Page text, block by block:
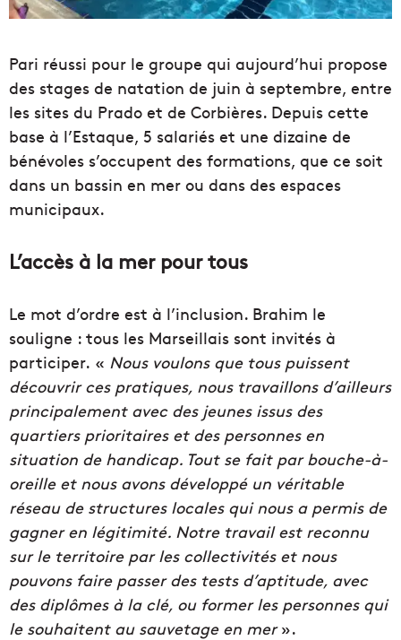
Pari réussi pour le groupe qui aujourd’hui propose
des stages de natation de juin à septembre, entre
les sites du Prado et de Corbières. Depuis cette
base à l’Estaque, 5 salariés et une dizaine de
bénévoles s’occupent des formations, que ce soit
dans un bassin en mer ou dans des espaces
municipaux.
L’accès à la mer pour tous
Le mot d’ordre est à l’inclusion. Brahim le
souligne : tous les Marseillais sont invités à
participer. « Nous voulons que tous puissent
découvrir ces pratiques, nous travaillons d’ailleurs
principalement avec des jeunes issus des
quartiers prioritaires et des personnes en
situation de handicap. Tout se fait par bouche-à-
oreille et nous avons développé un véritable
réseau de structures locales qui nous a permis de
gagner en légitimité. Notre travail est reconnu
sur le territoire par les collectivités et nous
pouvons faire passer des tests d’aptitude, avec
des diplômes à la clé, ou former les personnes qui
le souhaitent au sauvetage en mer».